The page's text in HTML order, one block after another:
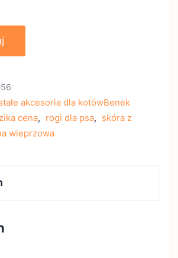
akcesoria dla kotówBenek
cena, rogi dla psa, skóra z
wieprzowa